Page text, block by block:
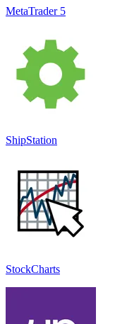
MetaTrader 5
ShipStation
StockCharts